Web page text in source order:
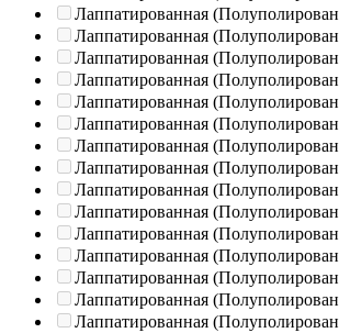
Лаппатированная
Лаппатированная
Лаппатированная
Лаппатированная
Лаппатированная
Лаппатированная
Лаппатированная
Лаппатированная
Лаппатированная
Лаппатированная
Лаппатированная
Лаппатированная
Лаппатированная
Лаппатированная
Лаппатированная